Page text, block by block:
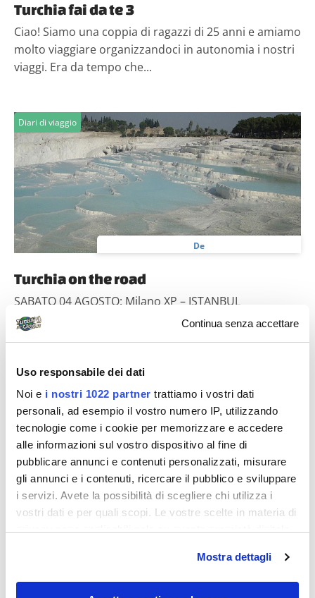
Continua senza accettare
Uso responsabile dei dati
Noi e i nostri 1022 partner trattiamo i vostri dati
personali, ad esempio il vostro numero IP, utilizzando
tecnologie come i cookie per memorizzare e accedere
alle informazioni sul vostro dispositivo al fine di
pubblicare annunci e contenuti personalizzati, misurare
gli annunci e i contenuti, ricercare il pubblico e sviluppare
i servizi. Avete la possibilità di scegliere chi utilizza i
vostri dati e per quali scopi. Le vostre scelte in materia di
modificare o revocare il proprio consenso in qualsiasi
momento dalla Dichiarazione sui cookie o facendo clic
Mostra dettagli
Turchia fai da te 3
Ciao! Siamo una coppia di ragazzi di 25 anni e amiamo
molto viaggiare organizzandoci in autonomia i nostri
viaggi. Era da tempo che...
Diari di viaggio
De
Turchia on the road
SABATO 04 AGOSTO: Milano XP – ISTANBUL
Stamattina la sveglia suona prestissimo...alle 4.45
dobbiamo essere all’aeroporto perchè alle...
Diari di viaggio
gp&lele
spendere poco. Tanto per cambiare… Allora